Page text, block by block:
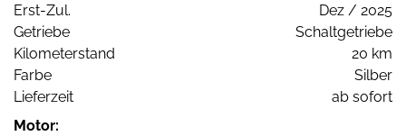
Erst-Zul.
Dez / 2025
Getriebe
Schaltgetriebe
Kilometerstand
20 km
Farbe
Silber
Lieferzeit
ab sofort
Motor: